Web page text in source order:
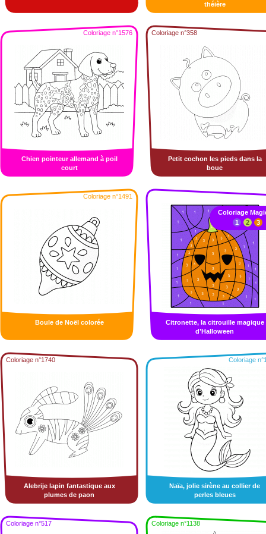
théière
Coloriage n°1576
Chien pointeur allemand à poil
court
Coloriage n°358
Petit cochon les pieds dans la
boue
Coloriage n°1491
Boule de Noël colorée
Citronette, la citrouille magique
d’Halloween
Coloriage
1
2 3
Coloriage n°1740
Alebrije lapin fantastique aux
plumes de paon
Coloriage
Naïa, jolie sirène au collier de
perles bleues
Coloriage n°517 Coloriage n°1138